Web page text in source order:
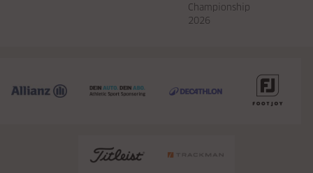
Championship
2026